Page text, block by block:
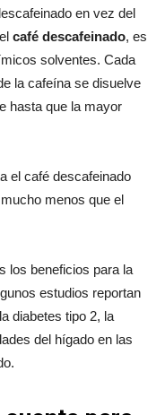
en vez del
café descafeinado, es
solventes. Cada
la cafeína se disuelve
hasta que la mayor
el café descafeinado
menos que el
los beneficios para la
estudios reportan
diabetes tipo 2, la
del hígado en las